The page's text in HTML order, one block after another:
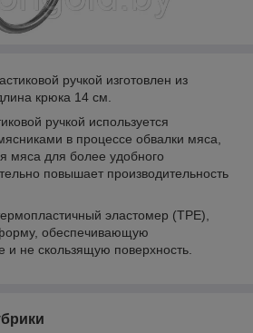
ручкой изготовлен из
крюка 14 см.
ручкой используется
в процессе обвалки мяса,
мяса для более удобного
повышает производительность
эластомер (TPE),
обеспечивающую
и не скользящую поверхность.